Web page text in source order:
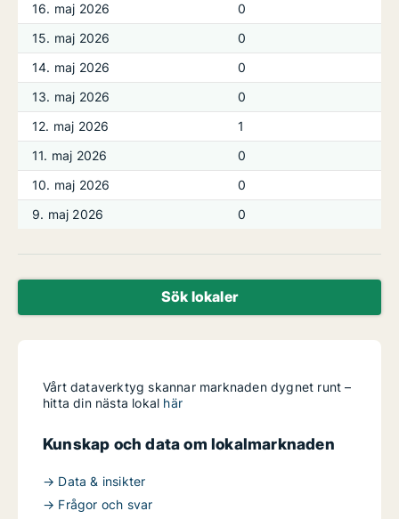
16. maj 2026
0
15. maj 2026
0
14. maj 2026
0
13. maj 2026
0
12. maj 2026
1
11. maj 2026
0
10. maj 2026
0
9. maj 2026
0
Sök lokaler
Vårt dataverktyg skannar marknaden dygnet runt –
hitta din nästa lokal här
Kunskap och data om lokalmarknaden
→ Data & insikter
→ Frågor och svar